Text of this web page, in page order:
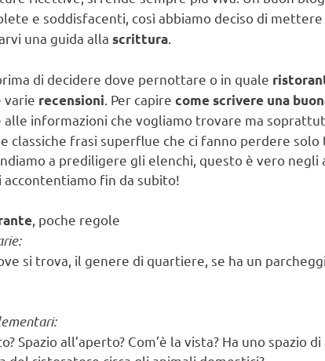
e soddisfacenti, così abbiamo deciso di
una guida alla scrittura.
di decidere dove pernottare o in quale
varie recensioni . Per capire come scrivere una
alle informazioni che vogliamo trovare ma
classiche frasi superflue che ci fanno perdere
a prediligere gli elenchi, questo è vero negli
accontentiamo fin da subito!
, poche regole
si trova, il genere di quartiere, se ha un
Spazio all’aperto? Com’è la vista? Ha uno spazio